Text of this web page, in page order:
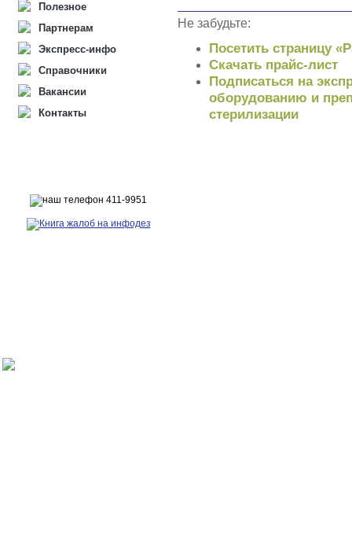
Полезное
Партнерам
Экспресс-инфо
Справочники
Вакансии
Контакты
Не забудьте:
Посетить страницу
Скачать прайс-лист
Подписаться на
оборудованию и
стерилизации